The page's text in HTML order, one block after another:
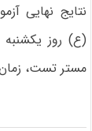
نتایج نهایی
مستر تست،